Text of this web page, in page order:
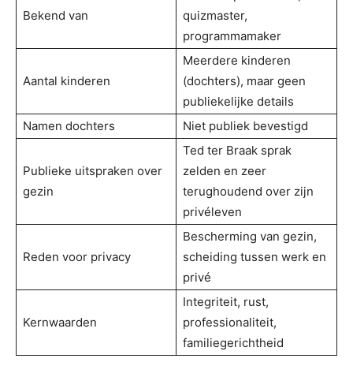
Bekend van
quizmaster,
programmamaker
Aantal kinderen
Meerdere kinderen
(dochters), maar geen
publiekelijke details
Namen dochters
Niet publiek bevestigd
Publieke uitspraken over
gezin
Ted ter Braak sprak
zelden en zeer
terughoudend over zijn
privéleven
Reden voor privacy
Bescherming van gezin,
scheiding tussen werk en
privé
Kernwaarden
Integriteit, rust,
professionaliteit,
familiegerichtheid